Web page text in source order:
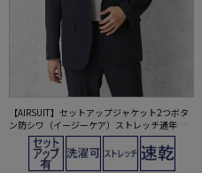
【AIRSUIT】セットアップジャケット2つボタ
ン防シワ（イージーケア）ストレッチ通年吸
汗速乾UVカット春夏